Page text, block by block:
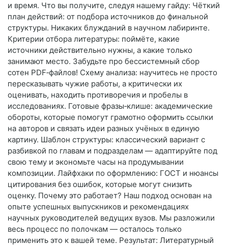
и время. Что вы получите, следуя нашему гайду: Чёткий
план действий: от подбора источников до финальной
структуры. Никаких блужданий в научном лабиринте.
Критерии отбора литературы: поймёте, какие
источники действительно нужны, а какие только
занимают место. Забудьте про бессистемный сбор
сотен PDF‑файлов! Схему анализа: научитесь не просто
пересказывать чужие работы, а критически их
оценивать, находить противоречия и пробелы в
исследованиях. Готовые фразы‑клише: академические
обороты, которые помогут грамотно оформить ссылки
на авторов и связать идеи разных учёных в единую
картину. Шаблон структуры: классический вариант с
разбивкой по главам и подразделам — адаптируйте под
свою тему и экономьте часы на продумывании
композиции. Лайфхаки по оформлению: ГОСТ и нюансы
цитирования без ошибок, которые могут снизить
оценку. Почему это работает? Наш подход основан на
опыте успешных выпускников и рекомендациях
научных руководителей ведущих вузов. Мы разложили
весь процесс по полочкам — осталось только
применить это к вашей теме. Результат: Литературный